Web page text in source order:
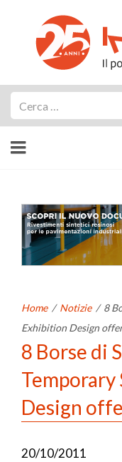
Home / Notizie / 8
Exhibition Design
8 Borse di
Temporary
Design
20/10/2011